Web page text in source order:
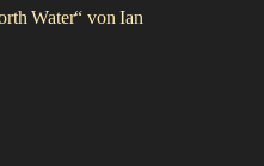
Water“ von Ian